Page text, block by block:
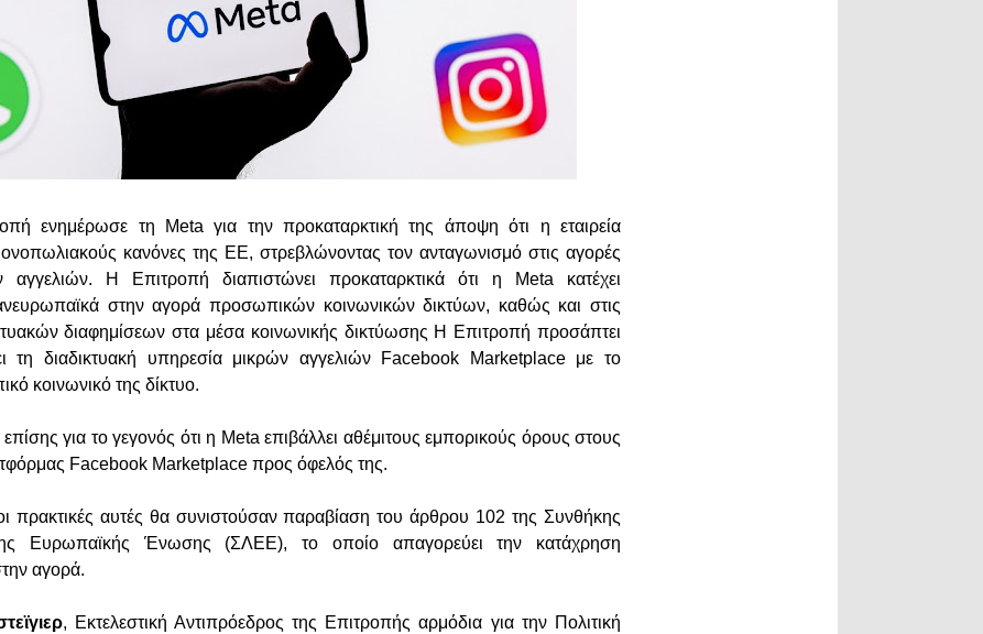
ενημέρωσε τη Meta για την προκαταρκτική της άποψη ότι η εταιρεία
κανόνες της ΕΕ, στρεβλώνοντας τον ανταγωνισμό στις αγορές
αγγελιών. Η Επιτροπή διαπιστώνει προκαταρκτικά ότι η Meta κατέχει
στην αγορά προσωπικών κοινωνικών δικτύων, καθώς και στις
διαφημίσεων στα μέσα κοινωνικής δικτύωσης Η Επιτροπή προσάπτει
τη διαδικτυακή υπηρεσία μικρών αγγελιών Facebook Marketplace με το
κοινωνικό της δίκτυο.
για το γεγονός ότι η Meta επιβάλλει αθέμιτους εμπορικούς όρους στους
Facebook Marketplace προς όφελός της.
πρακτικές αυτές θα συνιστούσαν παραβίαση του άρθρου 102 της Συνθήκης
Ευρωπαϊκής Ένωσης (ΣΛΕΕ), το οποίο απαγορεύει την κατάχρηση
αγορά.
, Εκτελεστική Αντιπρόεδρος της Επιτροπής αρμόδια για την Πολιτική